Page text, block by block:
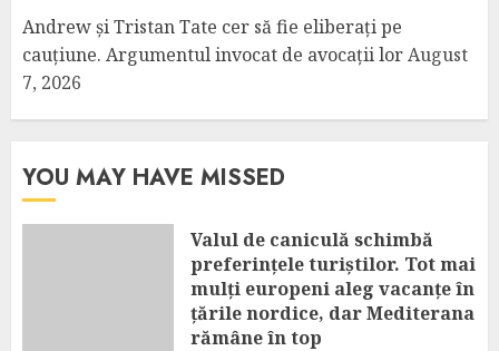
Andrew și Tristan Tate cer să fie eliberați pe
cauțiune. Argumentul invocat de avocații lorAugust
7, 2026
YOU MAY HAVE MISSED
Valul de caniculă schimbă
preferințele turiștilor. Tot mai
mulți europeni aleg vacanțe în
țările nordice, dar Mediterana
rămâne în top